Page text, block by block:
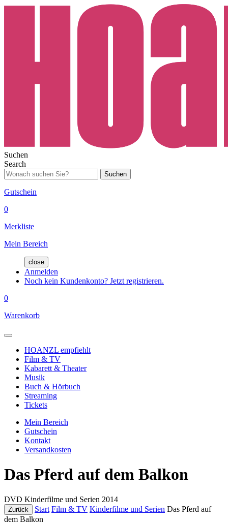
Suchen
Search
Suchen
Gutschein
0
Merkliste
Mein Bereich
close
Anmelden
Noch kein Kundenkonto? Jetzt registrieren.
0
Warenkorb
HOANZL empfiehlt
Film & TV
Kabarett & Theater
Musik
Buch & Hörbuch
Streaming
Tickets
Mein Bereich
Gutschein
Kontakt
Versandkosten
Das Pferd auf dem Balkon
DVD Kinderfilme und Serien 2014
Zurück Start Film & TV Kinderfilme und Serien Das Pferd auf
dem Balkon